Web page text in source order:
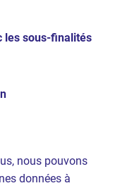
les sous-finalités
nous pouvons
données à